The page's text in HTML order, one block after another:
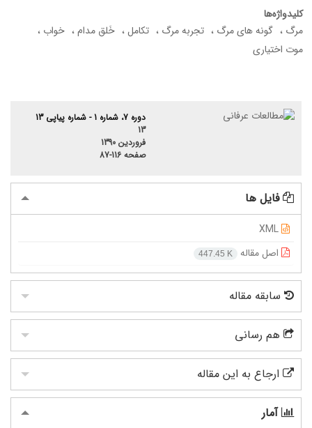
کلیدواژه‌ها
مرگ
گونه های مرگ تجربه مرگ تکامل خَلق مدام
خواب
موت اختیاری
دوره 7، شماره 1 - شماره پیاپی 13
13
فروردین 1390
صفحه 87-116
فایل ها
اصل مقاله
447.45 K
سابقه مقاله
هم رسانی
ارجاع به این مقاله
آمار